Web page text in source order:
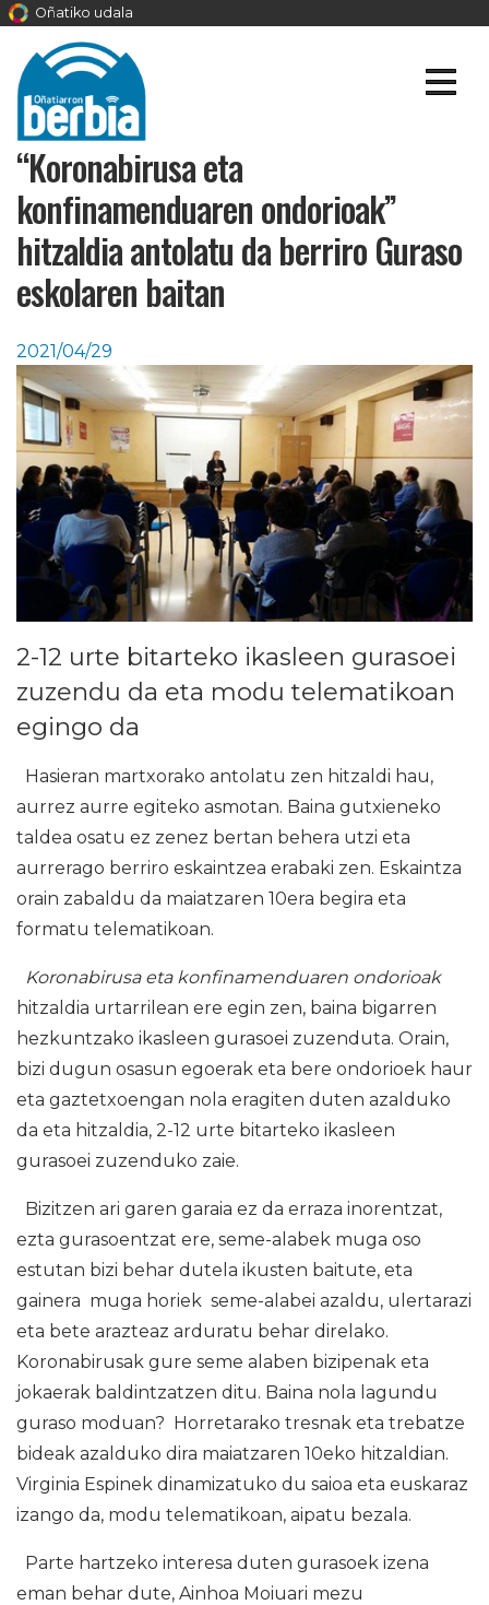
Oñatiko udala
“Koronabirusa eta
konfinamenduaren ondorioak”
hitzaldia antolatu da berriro Guraso
eskolaren baitan
2021/04/29
2-12 urte bitarteko ikasleen gurasoei
zuzendu da eta modu telematikoan
egingo da
Hasieran martxorako antolatu zen hitzaldi hau,
aurrez aurre egiteko asmotan. Baina gutxieneko
taldea osatu ez zenez bertan behera utzi eta
aurrerago berriro eskaintzea erabaki zen. Eskaintza
orain zabaldu da maiatzaren 10era begira eta
formatu telematikoan.
Koronabirusa eta konfinamenduaren ondorioak
hitzaldia urtarrilean ere egin zen, baina bigarren
hezkuntzako ikasleen gurasoei zuzenduta. Orain,
bizi dugun osasun egoerak eta bere ondorioek haur
eta gaztetxoengan nola eragiten duten azalduko
da eta hitzaldia, 2-12 urte bitarteko ikasleen
gurasoei zuzenduko zaie.
Bizitzen ari garen garaia ez da erraza inorentzat,
ezta gurasoentzat ere, seme-alabek muga oso
estutan bizi behar dutela ikusten baitute, eta
gainera muga horiek seme-alabei azaldu, ulertarazi
eta bete arazteaz arduratu behar direlako.
Koronabirusak gure seme alaben bizipenak eta
jokaerak baldintzatzen ditu. Baina nola lagundu
guraso moduan? Horretarako tresnak eta trebatze
bideak azalduko dira maiatzaren 10eko hitzaldian.
Virginia Espinek dinamizatuko du saioa eta euskaraz
izango da, modu telematikoan, aipatu bezala.
Parte hartzeko interesa duten gurasoek izena
eman behar dute, Ainhoa Moiuari mezu